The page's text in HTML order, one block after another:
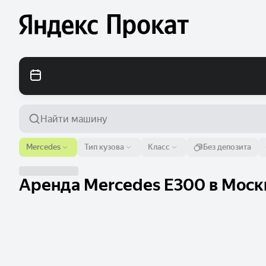
Аэропорт или адрес
Москва Тип кузова Класс
Mercedes Без депозита
Аренда Mercedes E300 в